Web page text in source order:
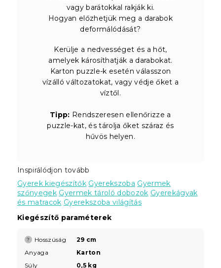
vagy barátokkal rakják ki.
Hogyan előzhetjük meg a darabok
deformálódását?
Kerülje a nedvességet és a hőt,
amelyek károsíthatják a darabokat.
Karton puzzle-k esetén válasszon
vízálló változatokat, vagy védje őket a
víztől.
Tipp: Rendszeresen ellenőrizze a
puzzle-kat, és tárolja őket száraz és
hűvös helyen.
Inspirálódjon tovább
Gyerek kiegészítők Gyerekszoba Gyermek
szőnyegek Gyermek tároló dobozok Gyerekágyak
és matracok Gyerekszoba világítás
Kiegészítő paraméterek
? Hosszúság
29 cm
Anyaga
Karton
Súly
0,5 kg